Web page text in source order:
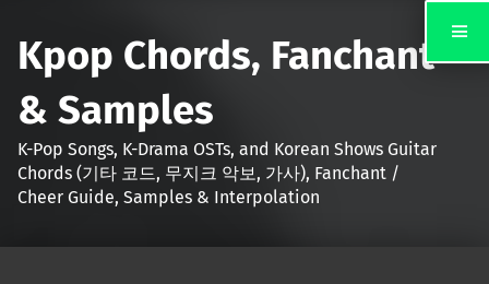
Kpop Chords, Fanchant
& Samples
K-Pop Songs, K-Drama OSTs, and Korean Shows Guitar
Chords (기타 코드, 무지크 악보, 가사), Fanchant /
Cheer Guide, Samples & Interpolation